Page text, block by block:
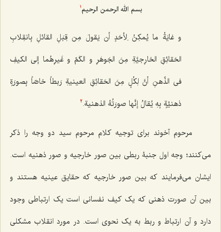
بسم الله الرحمن الرحیم1
و غایَةُ ما یُمکِنُ لِأحَدٍ أن یَقولَ مِن قِبَلِ القائلِ بِانقِلابِ
الحَقائِقِ الخارِجیَّةِ مِنَ الجَوهَرِ و الکَمِّ و غَیرِهُما إلى الکیفِ
فی الذِّهنِ أنَّ لِکُلٍ مِنَ الحَقائِقِ العینیةِ رَبطاً خاصّاً بِصورَةٍ
ذهنیَّةٍ بِهِ یُقالُ إنَّها صورَتُهُ الذهنیة.2
مرحوم آخوند برای توجیه کلام مرحوم سید دو وجه را ذکر
می‌کنند؛ وجه اول جنبۀ ربطی بین صور خارجیه و صور ذهنیه است.
ایشان می‌فرمایند که بین صور خارجیه که حقایق عینیه هستند و
بین آن صورت ذهنی که یک کیف نفسانی است یک ارتباطی وجود
دارد و آن ارتباط و ربط به یک نحوی است. در مورد انقلاب مشکلی